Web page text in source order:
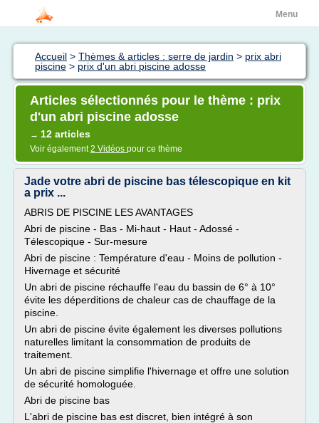
Menu
Accueil > Thèmes & articles : serre de jardin > prix abri
piscine > prix d'un abri piscine adosse
Articles sélectionnés pour le thème : prix
d'un abri piscine adosse
→ 12 articles
Voir également2 Vidéos pour ce thème
Jade votre abri de piscine bas télescopique en kit
a prix ...
ABRIS DE PISCINE LES AVANTAGES
Abri de piscine - Bas - Mi-haut - Haut - Adossé -
Télescopique - Sur-mesure
Abri de piscine : Température d'eau - Moins de pollution -
Hivernage et sécurité
Un abri de piscine réchauffe l'eau du bassin de 6° à 10°
évite les déperditions de chaleur cas de chauffage de la
piscine.
Un abri de piscine évite également les diverses pollutions
naturelles limitant la consommation de produits de
traitement.
Un abri de piscine simplifie l'hivernage et offre une solution
de sécurité homologuée.
Abri de piscine bas
L'abri de piscine bas est discret, bien intégré à son